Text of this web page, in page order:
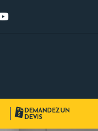
DEMANDEZ UN
DEVIS